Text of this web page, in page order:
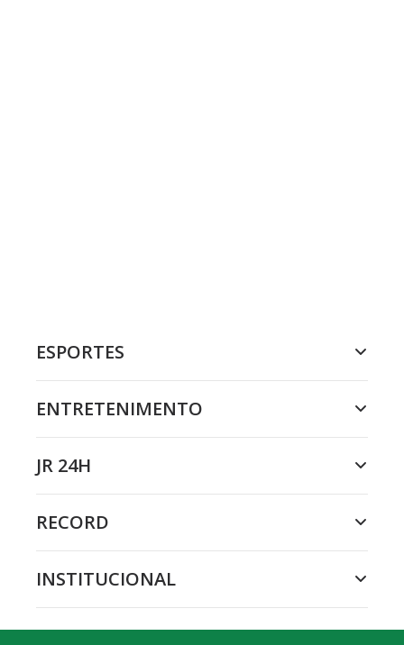
ESPORTES
ENTRETENIMENTO
JR 24H
RECORD
INSTITUCIONAL